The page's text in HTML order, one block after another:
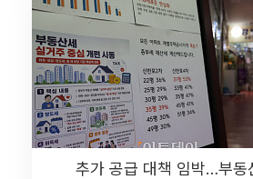
추가 공급 대책 임박…부동